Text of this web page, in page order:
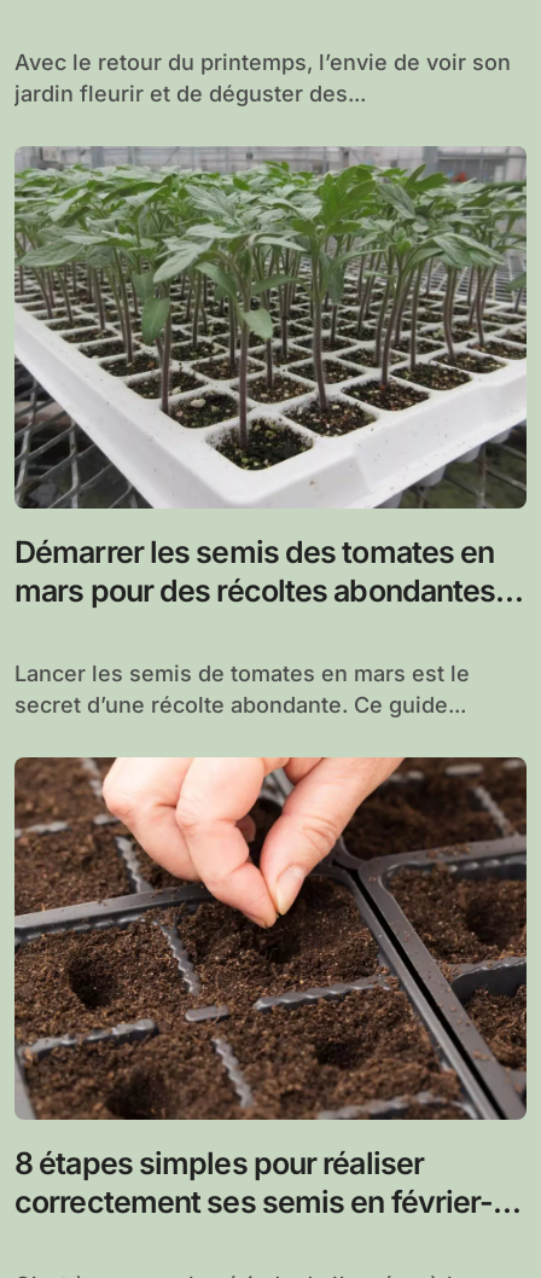
Avec le retour du printemps, l’envie de voir son
jardin fleurir et de déguster des...
Démarrer les semis des tomates en
mars pour des récoltes abondantes
Lancer les semis de tomates en mars est le
secret d’une récolte abondante. Ce guide...
8 étapes simples pour réaliser
correctement ses semis en février-